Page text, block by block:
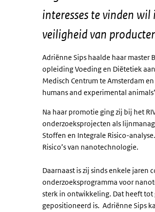
interesses te vinden
veiligheid van
Adriënne Sips haalde haar master
opleiding Voeding en Diëtetiek
Medisch Centrum te Amsterdam
humans and experimental
Na haar promotie ging zij bij het
onderzoeksprojecten als
Stoffen en Integrale Risico-
Risico’s van nanotechnologie.
Daarnaast is zij sinds enkele jaren
onderzoeksprogramma voor
sterk in ontwikkeling. Dat heeft tot
gepositioneerd is. Adriënne Sips